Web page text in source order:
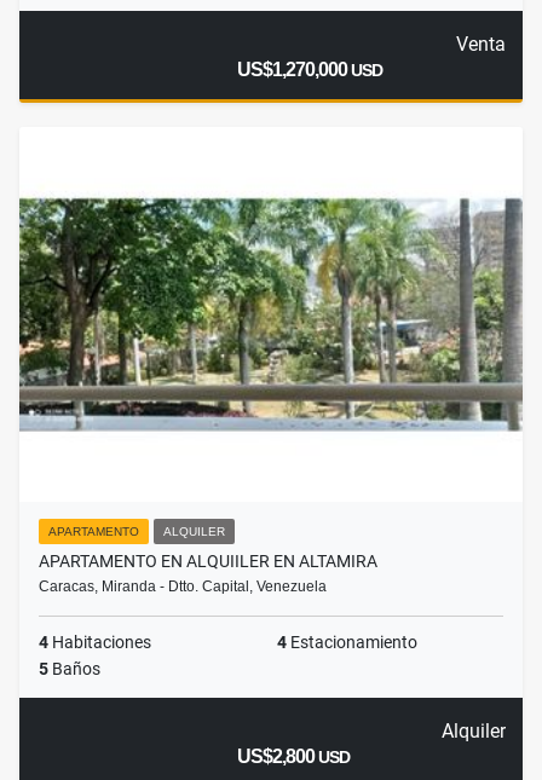
Venta
US$1,270,000USD
APARTAMENTO ALQUILER
APARTAMENTO EN ALQUIILER EN ALTAMIRA
Caracas, Miranda - Dtto. Capital, Venezuela
4 Habitaciones 4 Estacionamiento
5 Baños
Alquiler
US$2,800USD